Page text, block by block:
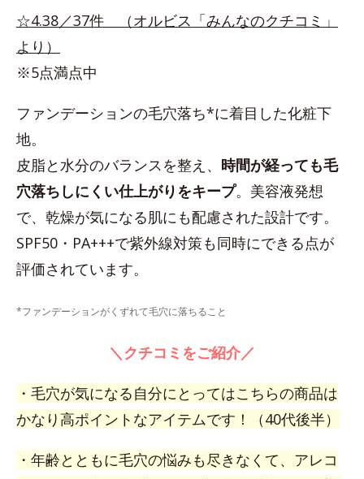
☆4.38／37件 （オルビス「みんなのクチコミ」
より）
※5点満点中
ファンデーションの毛穴落ち*に着目した化粧下
地。
皮脂と水分のバランスを整え、 時間が経っても毛
穴落ちしにくい仕上がりをキープ。美容液発想
で、乾燥が気になる肌にも配慮された設計です。
SPF50・PA+++で紫外線対策も同時にできる点が
評価されています。
*ファンデーションがくずれて毛穴に落ちること
＼クチコミをご紹介／
・毛穴が気になる自分にとってはこちらの商品は
かなり高ポイントなアイテムです！（40代後半）
・年齢とともに毛穴の悩みも尽きなくて、アレコ